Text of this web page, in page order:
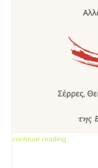
Jun 18, 2026
continue reading